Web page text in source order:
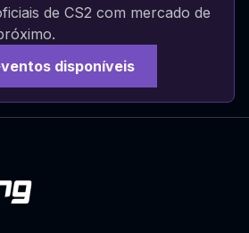
de CS2 com mercado de
disponíveis